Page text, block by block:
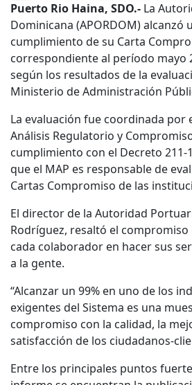
Puerto Rio Haina, SDO.- La
Dominicana (APORDOM) alcanzó
cumplimiento de su Carta
correspondiente al período mayo
según los resultados de la
Ministerio de Administración
La evaluación fue coordinada por
Análisis Regulatorio y
cumplimiento con el Decreto 211-
que el MAP es responsable de
Cartas Compromiso de las
El director de la Autoridad
Rodríguez, resaltó el
cada colaborador en hacer sus
a la gente.
“Alcanzar un 99% en uno de los
exigentes del Sistema es una
compromiso con la calidad, la
satisfacción de los ciudadanos-
Entre los principales puntos